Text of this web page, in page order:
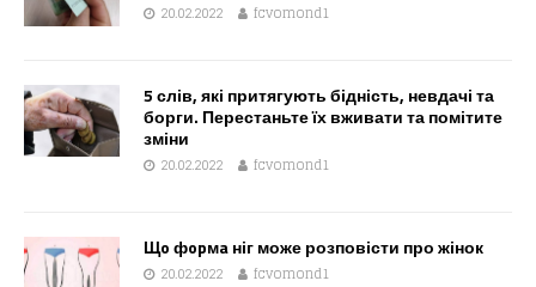
20.02.2022 fcvomond1
5 слів, які притягують бідність, невдачі та
борги. Перестаньте їх вживати та помітите
зміни
20.02.2022 fcvomond1
Щo фopмa ніг може розповісти про жінок
20.02.2022 fcvomond1